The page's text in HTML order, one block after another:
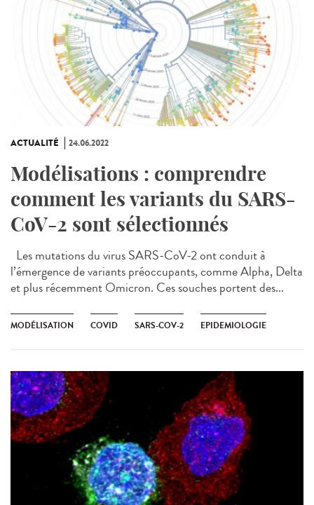
ACTUALITÉ 24.06.2022
Modélisations : comprendre
comment les variants du SARS-
CoV-2 sont sélectionnés
Les mutations du virus SARS-CoV-2 ont conduit à
l’émergence de variants préoccupants, comme Alpha, Delta
et plus récemment Omicron. Ces souches portent des...
MODÉLISATION COVID SARS-COV-2 EPIDEMIOLOGIE